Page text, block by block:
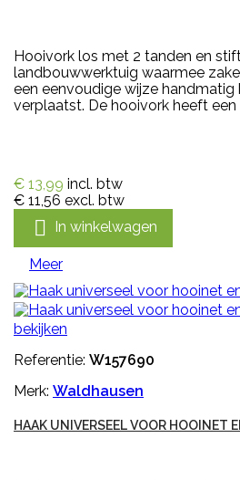
Hooivork los met 2 tanden en
landbouwwerktuig waarmee
een eenvoudige wijze handmatig
verplaatst. De hooivork heeft
€ 13,99 incl. btw
€ 11,56 excl. btw
 In winkelwagen
Meer
bekijken
Referentie: W157690
Merk: Waldhausen
HAAK UNIVERSEEL VOOR HOOINET